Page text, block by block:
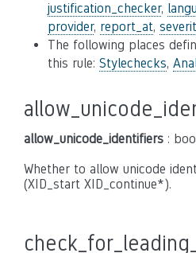
justification_checker,
provider, report_at,
The following places
this rule: Stylechecks,
allow_unicode_identifiers :
Whether to allow unicode
(XID_start XID_continue*).